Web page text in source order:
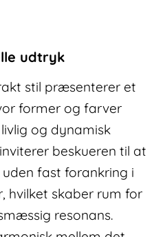
udtryk
stil præsenterer et
former og farver
og dynamisk
beskueren til at
fast forankring i
hvilket skaber rum for
resonans.